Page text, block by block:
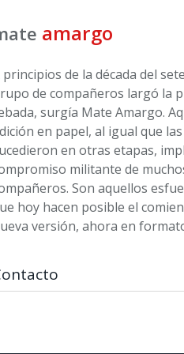
amargo
principios de la década del
de compañeros largó la
surgía Mate Amargo.
en papel, al igual que
en otras etapas,
militante de
Son aquellos
hoy hacen posible el
versión, ahora en